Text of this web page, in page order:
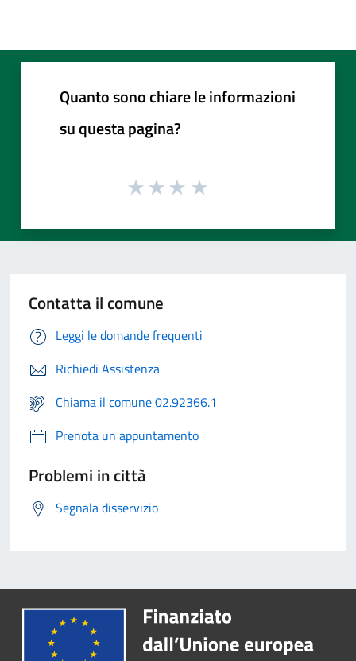
Quanto sono chiare le informazioni
su questa pagina?
Contatta il comune
Leggi le domande frequenti
Richiedi Assistenza
Chiama il comune 02.92366.1
Prenota un appuntamento
Problemi in città
Segnala disservizio